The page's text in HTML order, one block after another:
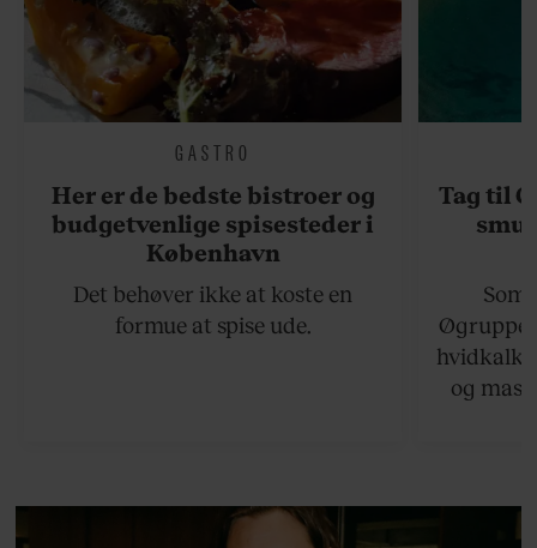
GASTRO
Her er de bedste bistroer og
budgetvenlige spisesteder i
København
Det behøver ikke at koste en
formue at spise ude.
Tag til
og